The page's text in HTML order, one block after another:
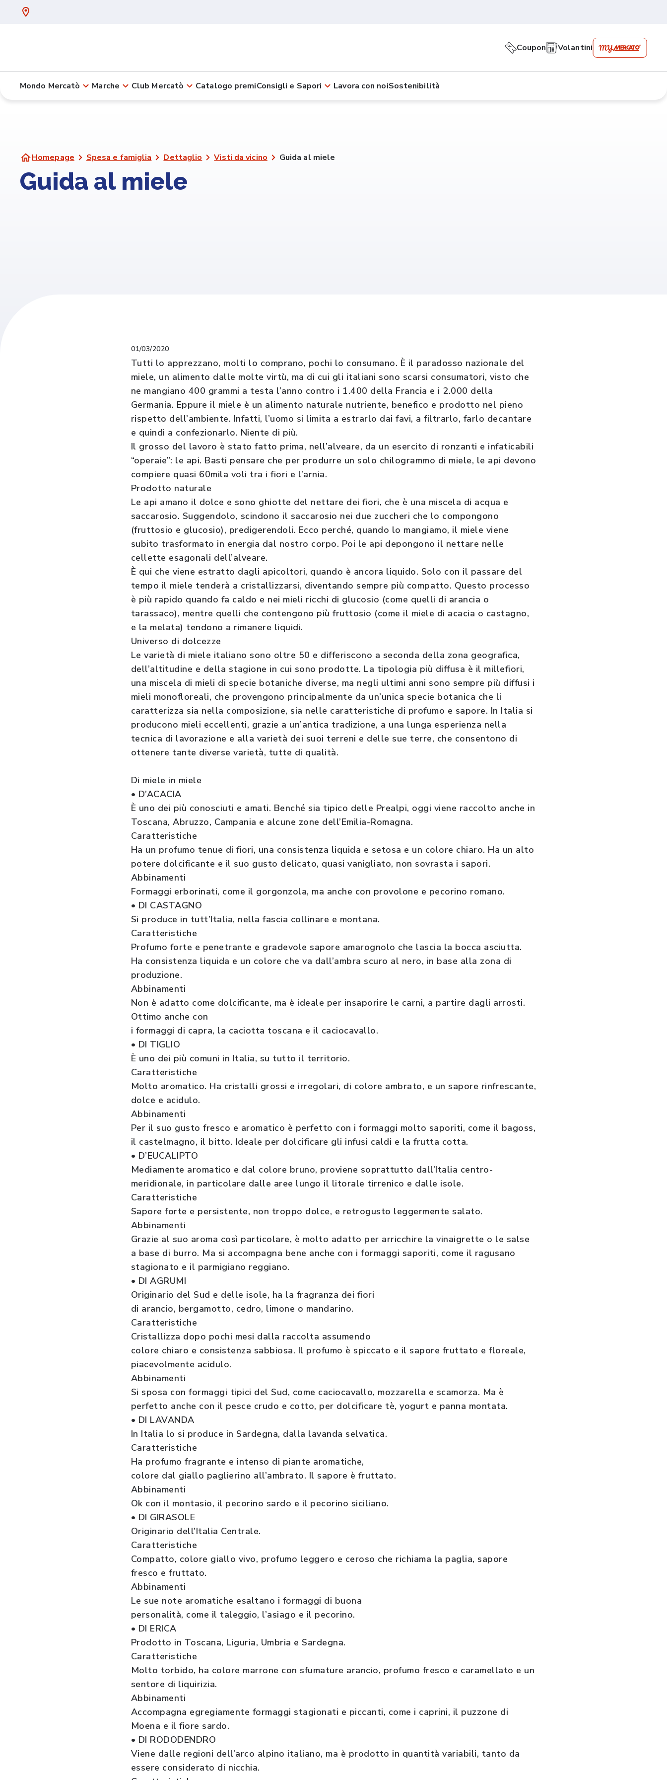
Coupon Volantini
Mondo Mercatò Marche Club Mercatò Catalogo premiConsigli e Sapori Lavora con noiSostenibilità
Homepage Spesa e famiglia Dettaglio Visti da vicino Guida al miele
Guida al miele
01/03/2020
Tutti lo apprezzano, molti lo comprano, pochi lo consumano. È il paradosso nazionale del
miele, un alimento dalle molte virtù, ma di cui gli italiani sono scarsi consumatori, visto che
ne mangiano 400 grammi a testa l’anno contro i 1.400 della Francia e i 2.000 della
Germania. Eppure il miele è un alimento naturale nutriente, benefico e prodotto nel pieno
rispetto dell’ambiente. Infatti, l’uomo si limita a estrarlo dai favi, a filtrarlo, farlo decantare
e quindi a confezionarlo. Niente di più.
Il grosso del lavoro è stato fatto prima, nell’alveare, da un esercito di ronzanti e infaticabili
“operaie”: le api. Basti pensare che per produrre un solo chilogrammo di miele, le api devono
compiere quasi 60mila voli tra i fiori e l’arnia.
Prodotto naturale
Le api amano il dolce e sono ghiotte del nettare dei fiori, che è una miscela di acqua e
saccarosio. Suggendolo, scindono il saccarosio nei due zuccheri che lo compongono
(fruttosio e glucosio), predigerendoli. Ecco perché, quando lo mangiamo, il miele viene
subito trasformato in energia dal nostro corpo. Poi le api depongono il nettare nelle
cellette esagonali dell’alveare.
È qui che viene estratto dagli apicoltori, quando è ancora liquido. Solo con il passare del
tempo il miele tenderà a cristallizzarsi, diventando sempre più compatto. Questo processo
è più rapido quando fa caldo e nei mieli ricchi di glucosio (come quelli di arancia o
tarassaco), mentre quelli che contengono più fruttosio (come il miele di acacia o castagno,
e la melata) tendono a rimanere liquidi.
Universo di dolcezze
Le varietà di miele italiano sono oltre 50 e differiscono a seconda della zona geografica,
dell’altitudine e della stagione in cui sono prodotte. La tipologia più diffusa è il millefiori,
una miscela di mieli di specie botaniche diverse, ma negli ultimi anni sono sempre più diffusi i
mieli monofloreali, che provengono principalmente da un’unica specie botanica che li
caratterizza sia nella composizione, sia nelle caratteristiche di profumo e sapore. In Italia si
producono mieli eccellenti, grazie a un’antica tradizione, a una lunga esperienza nella
tecnica di lavorazione e alla varietà dei suoi terreni e delle sue terre, che consentono di
ottenere tante diverse varietà, tutte di qualità.
Di miele in miele
• D’ACACIA
È uno dei più conosciuti e amati. Benché sia tipico delle Prealpi, oggi viene raccolto anche in
Toscana, Abruzzo, Campania e alcune zone dell’Emilia-Romagna.
Caratteristiche
Ha un profumo tenue di fiori, una consistenza liquida e setosa e un colore chiaro. Ha un alto
potere dolcificante e il suo gusto delicato, quasi vanigliato, non sovrasta i sapori.
Abbinamenti
Formaggi erborinati, come il gorgonzola, ma anche con provolone e pecorino romano.
• DI CASTAGNO
Si produce in tutt’Italia, nella fascia collinare e montana.
Caratteristiche
Profumo forte e penetrante e gradevole sapore amarognolo che lascia la bocca asciutta.
Ha consistenza liquida e un colore che va dall’ambra scuro al nero, in base alla zona di
produzione.
Abbinamenti
Non è adatto come dolcificante, ma è ideale per insaporire le carni, a partire dagli arrosti.
Ottimo anche con
i formaggi di capra, la caciotta toscana e il caciocavallo.
• DI TIGLIO
È uno dei più comuni in Italia, su tutto il territorio.
Caratteristiche
Molto aromatico. Ha cristalli grossi e irregolari, di colore ambrato, e un sapore rinfrescante,
dolce e acidulo.
Abbinamenti
Per il suo gusto fresco e aromatico è perfetto con i formaggi molto saporiti, come il bagoss,
il castelmagno, il bitto. Ideale per dolcificare gli infusi caldi e la frutta cotta.
• D’EUCALIPTO
Mediamente aromatico e dal colore bruno, proviene soprattutto dall’Italia centro-
meridionale, in particolare dalle aree lungo il litorale tirrenico e dalle isole.
Caratteristiche
Sapore forte e persistente, non troppo dolce, e retrogusto leggermente salato.
Abbinamenti
Grazie al suo aroma così particolare, è molto adatto per arricchire la vinaigrette o le salse
a base di burro. Ma si accompagna bene anche con i formaggi saporiti, come il ragusano
stagionato e il parmigiano reggiano.
• DI AGRUMI
Originario del Sud e delle isole, ha la fragranza dei fiori
di arancio, bergamotto, cedro, limone o mandarino.
Caratteristiche
Cristallizza dopo pochi mesi dalla raccolta assumendo
colore chiaro e consistenza sabbiosa. Il profumo è spiccato e il sapore fruttato e floreale,
piacevolmente acidulo.
Abbinamenti
Si sposa con formaggi tipici del Sud, come caciocavallo, mozzarella e scamorza. Ma è
perfetto anche con il pesce crudo e cotto, per dolcificare tè, yogurt e panna montata.
• DI LAVANDA
In Italia lo si produce in Sardegna, dalla lavanda selvatica.
Caratteristiche
Ha profumo fragrante e intenso di piante aromatiche,
colore dal giallo paglierino all’ambrato. Il sapore è fruttato.
Abbinamenti
Ok con il montasio, il pecorino sardo e il pecorino siciliano.
• DI GIRASOLE
Originario dell’Italia Centrale.
Caratteristiche
Compatto, colore giallo vivo, profumo leggero e ceroso che richiama la paglia, sapore
fresco e fruttato.
Abbinamenti
Le sue note aromatiche esaltano i formaggi di buona
personalità, come il taleggio, l’asiago e il pecorino.
• DI ERICA
Prodotto in Toscana, Liguria, Umbria e Sardegna.
Caratteristiche
Molto torbido, ha colore marrone con sfumature arancio, profumo fresco e caramellato e un
sentore di liquirizia.
Abbinamenti
Accompagna egregiamente formaggi stagionati e piccanti, come i caprini, il puzzone di
Moena e il fiore sardo.
• DI RODODENDRO
Viene dalle regioni dell’arco alpino italiano, ma è prodotto in quantità variabili, tanto da
essere considerato di nicchia.